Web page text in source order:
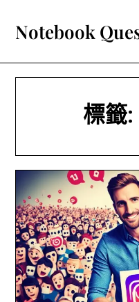
content
Notebook
標籤: